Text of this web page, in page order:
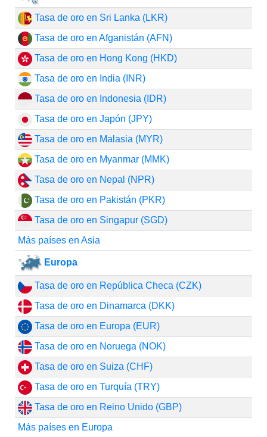
Tasa de oro en Sri Lanka (LKR)
Tasa de oro en Afganistán (AFN)
Tasa de oro en Hong Kong (HKD)
Tasa de oro en India (INR)
Tasa de oro en Indonesia (IDR)
Tasa de oro en Japón (JPY)
Tasa de oro en Malasia (MYR)
Tasa de oro en Myanmar (MMK)
Tasa de oro en Nepal (NPR)
Tasa de oro en Pakistán (PKR)
Tasa de oro en Singapur (SGD)
Más países en Asia
Europa
Tasa de oro en República Checa (CZK)
Tasa de oro en Dinamarca (DKK)
Tasa de oro en Europa (EUR)
Tasa de oro en Noruega (NOK)
Tasa de oro en Suiza (CHF)
Tasa de oro en Turquía (TRY)
Tasa de oro en Reino Unido (GBP)
Más países en Europa